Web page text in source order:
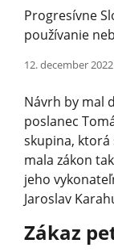
Progresívne
používanie
12. december 2022
Návrh by mal
poslanec
skupina, ktorá
mala zákon
jeho
Jaroslav
Zákaz